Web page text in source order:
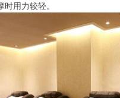
时用力较轻。